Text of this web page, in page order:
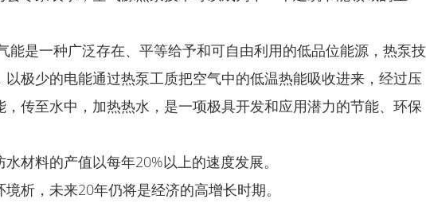
能是一种广泛存在、平等给予和可自由利用的低品位能源，热泵技
极少的电能通过热泵工质把空气中的低温热能吸收进来，经过压
传至水中，加热热水，是一项极具开发和应用潜力的节能、环保
材料的产值以每年20%以上的速度发展。
析，未来20年仍将是经济的高增长时期。